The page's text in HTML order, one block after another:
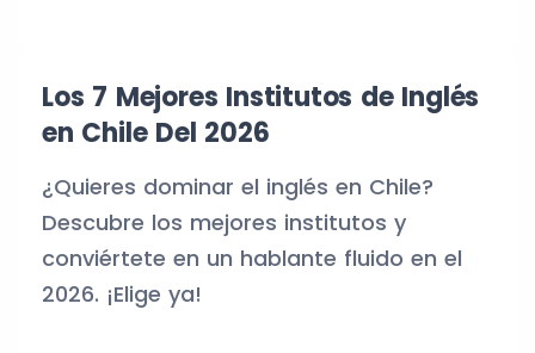
Los 7 Mejores Institutos de Inglés
en Chile Del 2026
¿Quieres dominar el inglés en Chile?
Descubre los mejores institutos y
conviértete en un hablante fluido en el
2026. ¡Elige ya!